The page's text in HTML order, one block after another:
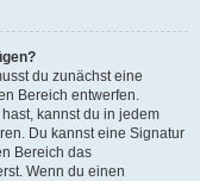
du zunächst eine
Bereich entwerfen.
kannst du in jedem
Du kannst eine Signatur
Bereich das
Wenn du einen